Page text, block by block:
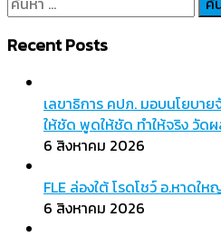
สำหรับ:
Recent Posts
เลขาธิการ คปภ. มอบนโยบา
ให้ชัด พูดให้ชัด ทำให้จริง วัดผ
6 สิงหาคม 2026
FLE ล่องใต้ โรดโชว์ อ.หาด
6 สิงหาคม 2026